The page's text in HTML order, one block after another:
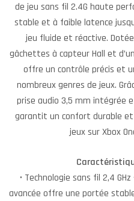
de jeu sans fil 2.4G haute
stable et à faible latence
jeu fluide et réactive.
gâchettes à capteur Hall et
offre un contrôle précis et
nombreux genres de jeux.
prise audio 3,5 mm intégrée
garantit un confort durable
jeux sur Xbox
• Technologie sans fil 2,4
avancée offre une portée